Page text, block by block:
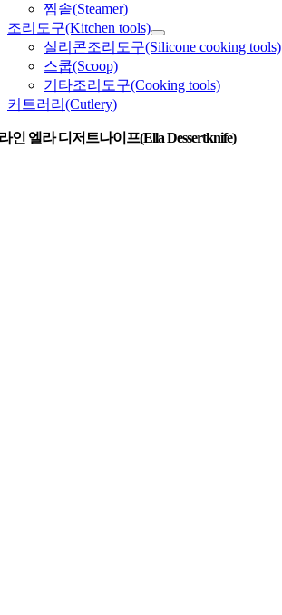
찜솥(Steamer)
조리도구(Kitchen tools)
실리콘조리도구(Silicone cooking tools)
스쿱(Scoop)
기타조리도구(Cooking tools)
커트러리(Cutlery)
인 엘라 디저트나이프(Ella Dessertknife)